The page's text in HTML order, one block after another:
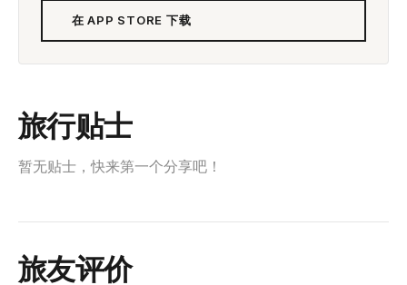
在 APP STORE 下载
旅行贴士
暂无贴士，快来第一个分享吧！
旅友评价